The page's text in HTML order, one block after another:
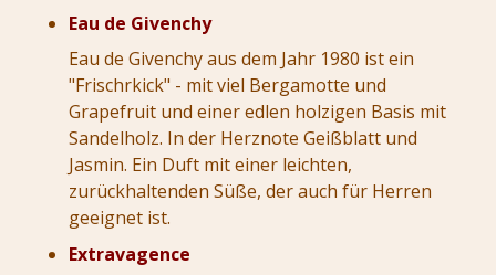
Eau de Givenchy
Eau de Givenchy aus dem Jahr 1980 ist ein
"Frischrkick" - mit viel Bergamotte und
Grapefruit und einer edlen holzigen Basis mit
Sandelholz. In der Herznote Geißblatt und
Jasmin. Ein Duft mit einer leichten,
zurückhaltenden Süße, der auch für Herren
geeignet ist.
Extravagence